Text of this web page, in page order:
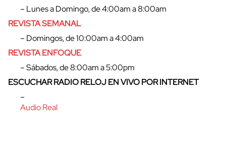
– Lunes a Domingo, de 4:00am a 8:00am
REVISTA SEMANAL
– Domingos, de 10:00am a 4:00am
REVISTA ENFOQUE
– Sábados, de 8:00am a 5:00pm
ESCUCHAR RADIO RELOJ EN VIVO POR INTERNET
–
Audio Real